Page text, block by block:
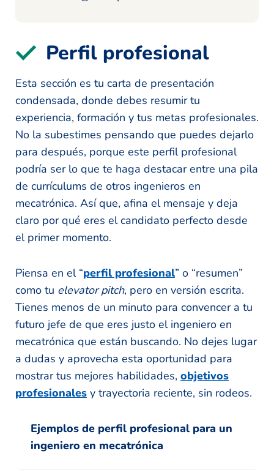
Perfil profesional
Esta sección es tu carta de presentación
condensada, donde debes resumir tu
experiencia, formación y tus metas profesionales.
No la subestimes pensando que puedes dejarlo
para después, porque este perfil profesional
podría ser lo que te haga destacar entre una pila
de currículums de otros ingenieros en
mecatrónica. Así que, afina el mensaje y deja
claro por qué eres el candidato perfecto desde
el primer momento.
Piensa en el “perfil profesional” o “resumen”
como tu elevator pitch, pero en versión escrita.
Tienes menos de un minuto para convencer a tu
futuro jefe de que eres justo el ingeniero en
mecatrónica que están buscando. No dejes lugar
a dudas y aprovecha esta oportunidad para
mostrar tus mejores habilidades, objetivos
profesionales y trayectoria reciente, sin rodeos.
Ejemplos de perfil profesional para un
ingeniero en mecatrónica